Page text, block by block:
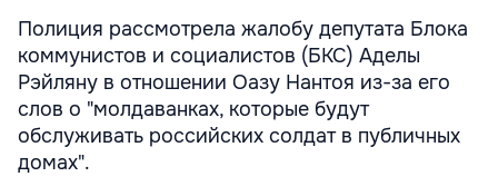
Полиция рассмотрела жалобу депутата Блока
коммунистов и социалистов (БКС) Аделы
Рэйляну в отношении Оазу Нантоя из-за его
слов о "молдаванках, которые будут
обслуживать российских солдат в публичных
домах".